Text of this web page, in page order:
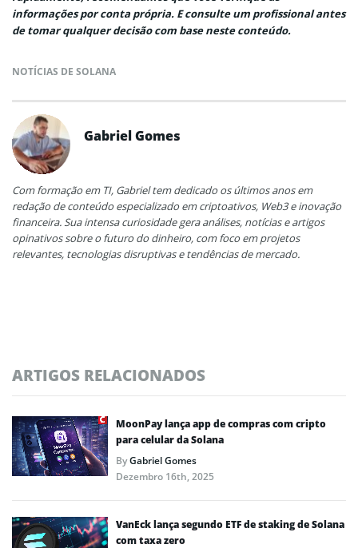
informações por conta própria. E consulte um profissional antes
de tomar qualquer decisão com base neste conteúdo.
NOTÍCIAS DE SOLANA
Gabriel Gomes
Com formação em TI, Gabriel tem dedicado os últimos anos em
redação de conteúdo especializado em criptoativos, Web3 e inovação
financeira. Sua intensa curiosidade gera análises, notícias e artigos
opinativos sobre o futuro do dinheiro, com foco em projetos
relevantes, tecnologias disruptivas e tendências de mercado.
ARTIGOS RELACIONADOS
MoonPay lança app de compras com cripto
para celular da Solana
ByGabriel Gomes
Dezembro 16th, 2025
VanEck lança segundo ETF de staking de Solana
com taxa zero